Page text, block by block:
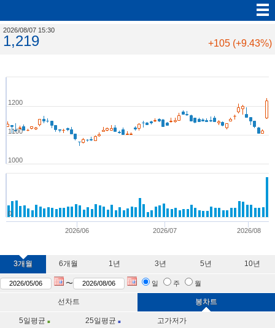
2026/08/07 15:30
1,219 +105 (+9.43%)
2026/06 2026/07 2026/08
1000
1100
1200
0
3개월 6개월 1년 3년 5년 10년
〜 일 주 월
선차트 봉차트
5일평균 ■ 25일평균 ■ 고가저가